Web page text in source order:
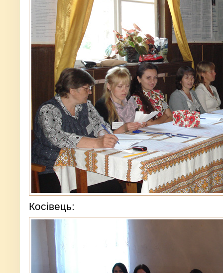
Косівець: